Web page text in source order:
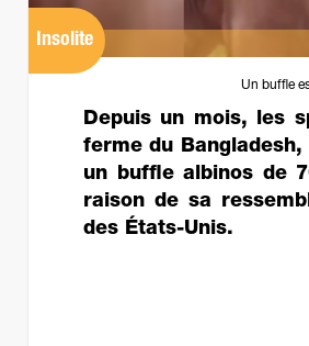
Insolite
Un buffle
Depuis un mois, les
ferme du
un buffle albinos de
raison de sa
des États-Unis.